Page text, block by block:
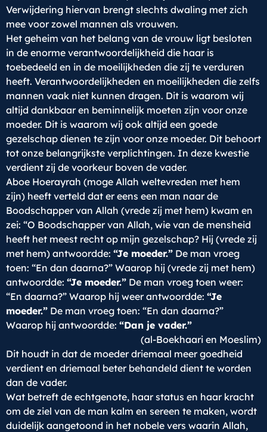
Verwijdering hiervan brengt slechts dwaling met zich
mee voor zowel mannen als vrouwen.
Het geheim van het belang van de vrouw ligt besloten
in de enorme verantwoordelijkheid die haar is
toebedeeld en in de moeilijkheden die zij te verduren
heeft. Verantwoordelijkheden en moeilijkheden die zelfs
mannen vaak niet kunnen dragen. Dit is waarom wij
altijd dankbaar en beminnelijk moeten zijn voor onze
moeder. Dit is waarom wij ook altijd een goede
gezelschap dienen te zijn voor onze moeder. Dit behoort
tot onze belangrijkste verplichtingen. In deze kwestie
verdient zij de voorkeur boven de vader.
Aboe Hoerayrah (moge Allah weltevreden met hem
zijn) heeft verteld dat er eens een man naar de
Boodschapper van Allah (vrede zij met hem) kwam en
zei: “O Boodschapper van Allah, wie van de mensheid
heeft het meest recht op mijn gezelschap? Hij (vrede zij
met hem) antwoordde: “Je moeder.” De man vroeg
toen: “En dan daarna?” Waarop hij (vrede zij met hem)
antwoordde: “Je moeder.” De man vroeg toen weer:
“En daarna?” Waarop hij weer antwoordde: “Je
moeder.” De man vroeg toen: “En dan daarna?”
Waarop hij antwoordde: “Dan je vader.”
(al-Boekhaari en Moeslim)
Dit houdt in dat de moeder driemaal meer goedheid
verdient en driemaal beter behandeld dient te worden
dan de vader.
Wat betreft de echtgenote, haar status en haar kracht
om de ziel van de man kalm en sereen te maken, wordt
duidelijk aangetoond in het nobele vers waarin Allah,